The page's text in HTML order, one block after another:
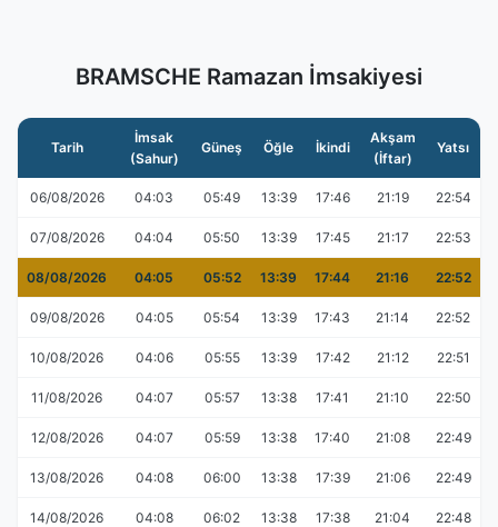
BRAMSCHE Ramazan İmsakiyesi
Tarih
İmsak
(Sahur)
Güneş Öğle İkindi
Akşam
(İftar)
Yatsı
06/08/2026 04:03 05:49 13:39 17:46 21:19 22:54
07/08/2026 04:04 05:50 13:39 17:45 21:17 22:53
08/08/2026 04:05 05:52 13:39 17:44 21:16 22:52
09/08/2026 04:05 05:54 13:39 17:43 21:14 22:52
10/08/2026 04:06 05:55 13:39 17:42 21:12 22:51
11/08/2026 04:07 05:57 13:38 17:41 21:10 22:50
12/08/2026 04:07 05:59 13:38 17:40 21:08 22:49
13/08/2026 04:08 06:00 13:38 17:39 21:06 22:49
14/08/2026 04:08 06:02 13:38 17:38 21:04 22:48